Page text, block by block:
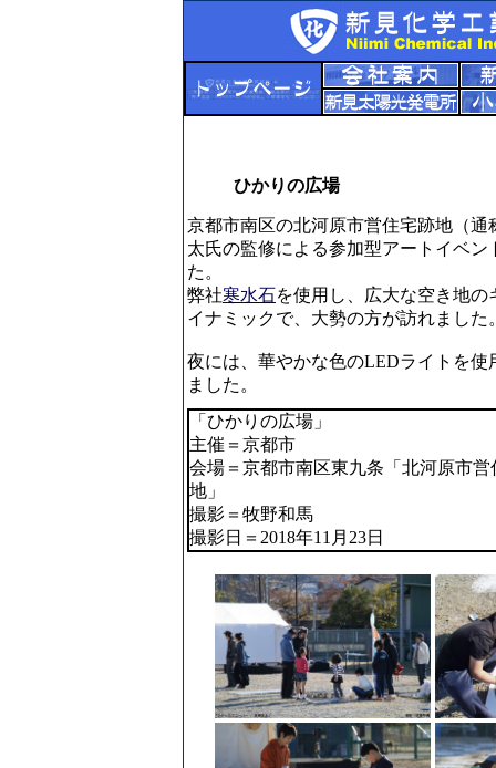
ひかりの広場
京都市南区の北河原市営住宅跡地（
太氏の監修による参加型アートイベ
た。
弊社寒水石を使用し、広大な空き地
イナミックで、大勢の方が訪れました
夜には、華やかな色のLEDライトを
ました。
「ひかりの広場」
主催＝京都市
会場＝京都市南区東九条「北河原市営
地」
撮影＝牧野和馬
撮影日＝2018年11月23日